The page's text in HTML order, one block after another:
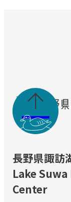

長野県諏訪
Lake
Center